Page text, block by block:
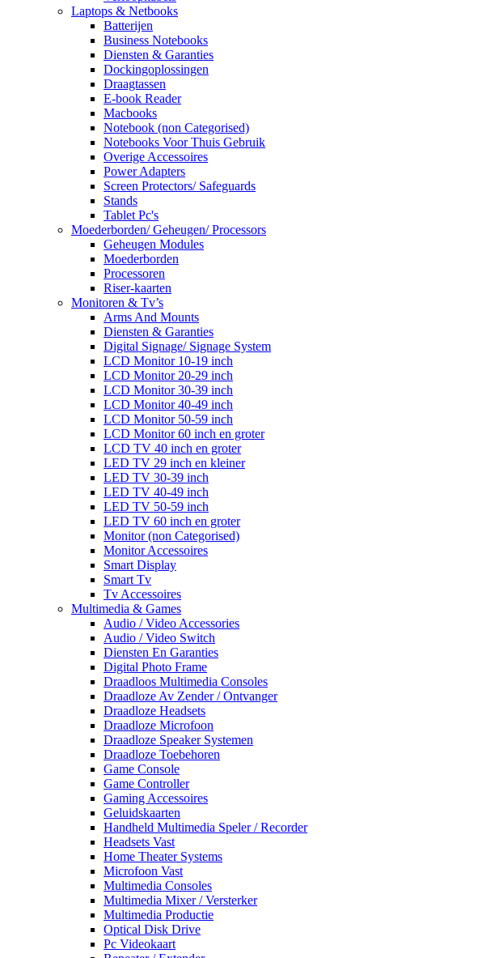
Laptops & Netbooks
Batterijen
Business Notebooks
Diensten & Garanties
Dockingoplossingen
Draagtassen
E-book Reader
Macbooks
Notebook (non Categorised)
Notebooks Voor Thuis Gebruik
Overige Accessoires
Power Adapters
Screen Protectors/ Safeguards
Stands
Tablet Pc's
Moederborden/ Geheugen/ Processors
Geheugen Modules
Moederborden
Processoren
Riser-kaarten
Monitoren & Tv’s
Arms And Mounts
Diensten & Garanties
Digital Signage/ Signage System
LCD Monitor 10-19 inch
LCD Monitor 20-29 inch
LCD Monitor 30-39 inch
LCD Monitor 40-49 inch
LCD Monitor 50-59 inch
LCD Monitor 60 inch en groter
LCD TV 40 inch en groter
LED TV 29 inch en kleiner
LED TV 30-39 inch
LED TV 40-49 inch
LED TV 50-59 inch
LED TV 60 inch en groter
Monitor (non Categorised)
Monitor Accessoires
Smart Display
Smart Tv
Tv Accessoires
Multimedia & Games
Audio / Video Accessories
Audio / Video Switch
Diensten En Garanties
Digital Photo Frame
Draadloos Multimedia Consoles
Draadloze Av Zender / Ontvanger
Draadloze Headsets
Draadloze Microfoon
Draadloze Speaker Systemen
Draadloze Toebehoren
Game Console
Game Controller
Gaming Accessoires
Geluidskaarten
Handheld Multimedia Speler / Recorder
Headsets Vast
Home Theater Systems
Microfoon Vast
Multimedia Consoles
Multimedia Mixer / Versterker
Multimedia Productie
Optical Disk Drive
Pc Videokaart